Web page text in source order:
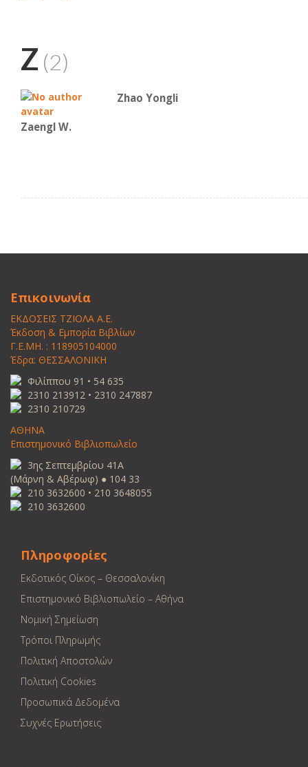
Z (2)
Zaengl W.
Zhao Yongli
Επικοινωνία
ΕΚΔΟΣΕΙΣ ΤΖΙΟΛΑ Α.Ε.
Έκδοση & Εμπορία Βιβλίων
Γ.Ε.ΜΗ. : 118905104000
Έδρα: ΘΕΣΣΑΛΟΝΙΚΗ
Φιλίππου 91 • 54 635
2310 213912 • 2310 247887
2310 210729
ΑΘΗΝΑ
Επιστημονικό Βιβλιοπωλείο
3ης Σεπτεμβρίου 41Α
(Μάρνη & Αβέρωφ) ● 104 33
210 3632600 • 210 3648055
210 3632600
Πληροφορίες
Εκδοτικός Οίκος – Θεσσαλονίκη
Επιστημονικό Βιβλιοπωλείο – Αθήνα
Νομική Σημείωση
Τρόποι Πληρωμής
Πολιτική Αποστολών
Πολιτική Cookies
Προσωπικά Δεδομένα
Συχνές Ερωτήσεις